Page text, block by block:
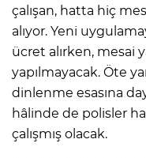
çalışan, hatta hiç
alıyor. Yeni
ücret alırken, mesai
yapılmayacak. Öte
dinlenme esasına
hâlinde de polisler
çalışmış olacak.